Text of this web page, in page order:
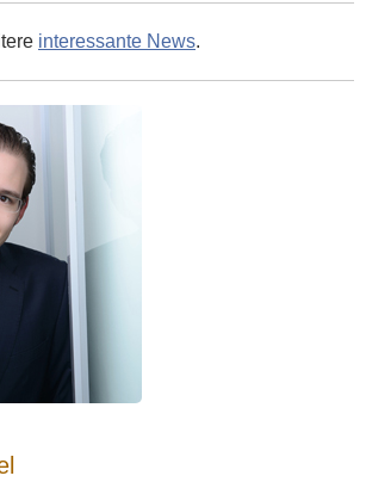
interessante News.